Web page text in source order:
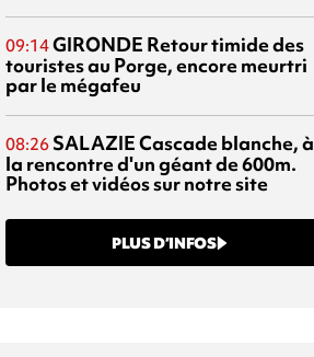
09:14GIRONDE Retour timide des
touristes au Porge, encore meurtri
par le mégafeu
08:26 SALAZIECascade blanche, à
la rencontre d'un géant de 600m.
Photos et vidéos sur notre site
PLUS D’INFOS